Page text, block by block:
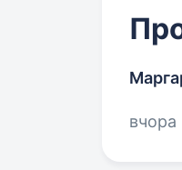
вчора